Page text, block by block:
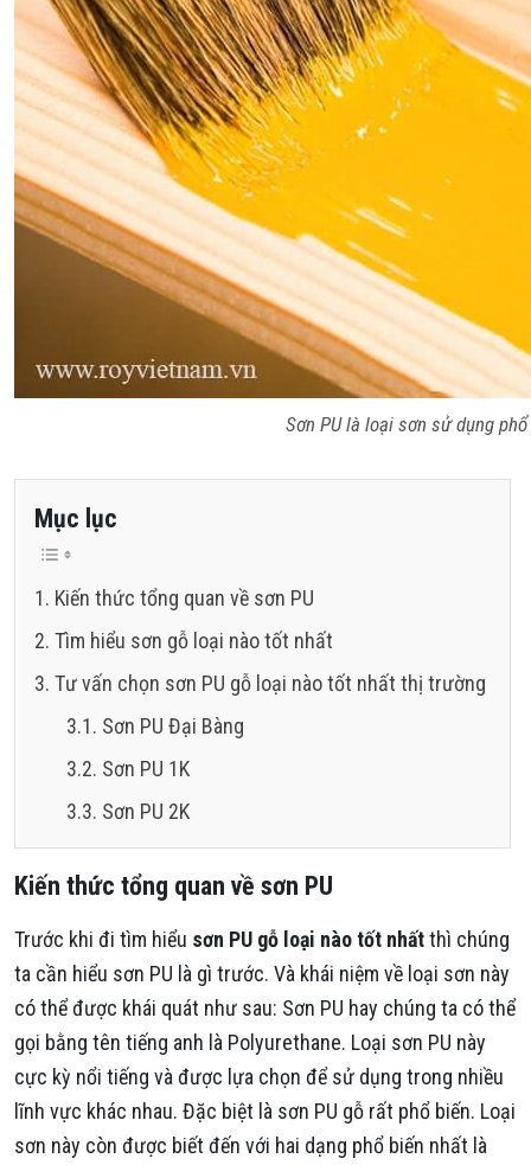
Sơn PU là loại sơn sử dụng
Mục lục
Kiến thức tổng quan về sơn PU
Tìm hiểu sơn gỗ loại nào tốt nhất
Tư vấn chọn sơn PU gỗ loại nào tốt nhất thị trường
Sơn PU Đại Bàng
Sơn PU 1K
Sơn PU 2K
Kiến thức tổng quan về sơn PU
Trước khi đi tìm hiểu sơn PU gỗ loại nào tốt nhấtthì chúng
ta cần hiểu sơn PU là gì trước. Và khái niệm về loại sơn này
có thể được khái quát như sau: Sơn PU hay chúng ta có thể
gọi bằng tên tiếng anh là Polyurethane. Loại sơn PU này
cực kỳ nổi tiếng và được lựa chọn để sử dụng trong nhiều
lĩnh vực khác nhau. Đặc biệt là sơn PU gỗ rất phổ biến. Loại
sơn này còn được biết đến với hai dạng phổ biến nhất là